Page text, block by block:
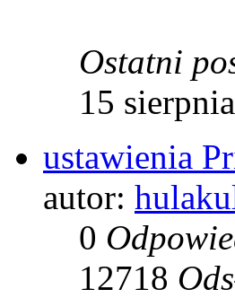
Ostatni
15
ustawienia
autor:
0
12718